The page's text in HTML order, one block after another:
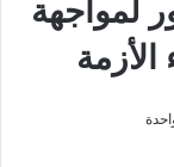
لمواجهة
الأزمة